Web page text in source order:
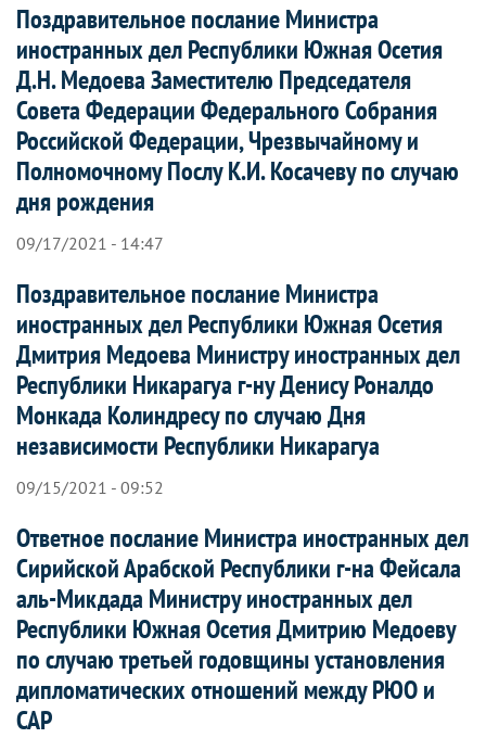
Поздравительное послание Министра
иностранных дел Республики Южная Осетия
Д.Н. Медоева Заместителю Председателя
Совета Федерации Федерального Собрания
Российской Федерации, Чрезвычайному и
Полномочному Послу К.И. Косачеву по случаю
дня рождения
09/17/2021 - 14:47
Поздравительное послание Министра
иностранных дел Республики Южная Осетия
Дмитрия Медоева Министру иностранных дел
Республики Никарагуа г-ну Денису Роналдо
Монкада Колиндресу по случаю Дня
независимости Республики Никарагуа
09/15/2021 - 09:52
Ответное послание Министра иностранных дел
Сирийской Арабской Республики г-на Фейсала
аль-Микдада Министру иностранных дел
Республики Южная Осетия Дмитрию Медоеву
по случаю третьей годовщины установления
дипломатических отношений между РЮО и
САР